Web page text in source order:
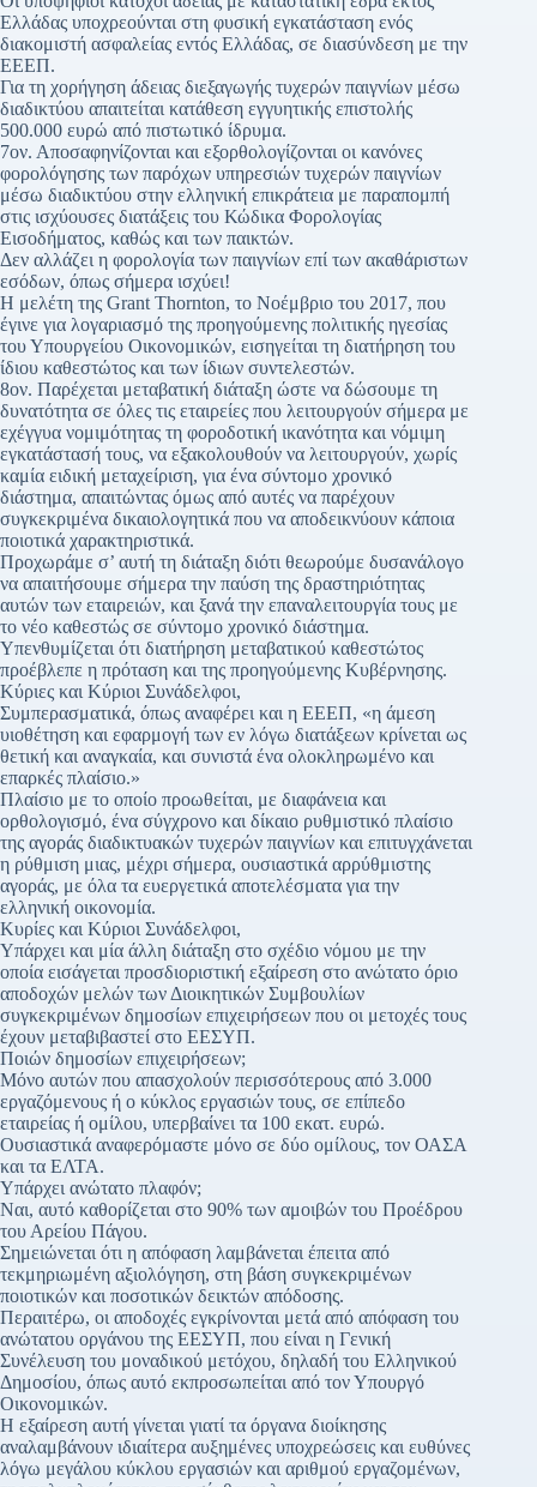
Ελλάδας υποχρεούνται στη φυσική εγκατάσταση ενός
διακομιστή ασφαλείας εντός Ελλάδας, σε διασύνδεση με την
ΕΕΕΠ.
Για τη χορήγηση άδειας διεξαγωγής τυχερών παιγνίων μέσω
διαδικτύου απαιτείται κατάθεση εγγυητικής επιστολής
500.000 ευρώ από πιστωτικό ίδρυμα.
7ον. Αποσαφηνίζονται και εξορθολογίζονται οι κανόνες
φορολόγησης των παρόχων υπηρεσιών τυχερών παιγνίων
μέσω διαδικτύου στην ελληνική επικράτεια με παραπομπή
στις ισχύουσες διατάξεις του Κώδικα Φορολογίας
Εισοδήματος, καθώς και των παικτών.
Δεν αλλάζει η φορολογία των παιγνίων επί των ακαθάριστων
εσόδων, όπως σήμερα ισχύει!
Η μελέτη της Grant Thornton, το Νοέμβριο του 2017, που
έγινε για λογαριασμό της προηγούμενης πολιτικής ηγεσίας
του Υπουργείου Οικονομικών, εισηγείται τη διατήρηση του
ίδιου καθεστώτος και των ίδιων συντελεστών.
8ον. Παρέχεται μεταβατική διάταξη ώστε να δώσουμε τη
δυνατότητα σε όλες τις εταιρείες που λειτουργούν σήμερα με
εχέγγυα νομιμότητας τη φοροδοτική ικανότητα και νόμιμη
εγκατάστασή τους, να εξακολουθούν να λειτουργούν, χωρίς
καμία ειδική μεταχείριση, για ένα σύντομο χρονικό
διάστημα, απαιτώντας όμως από αυτές να παρέχουν
συγκεκριμένα δικαιολογητικά που να αποδεικνύουν κάποια
ποιοτικά χαρακτηριστικά.
Προχωράμε σ’ αυτή τη διάταξη διότι θεωρούμε δυσανάλογο
να απαιτήσουμε σήμερα την παύση της δραστηριότητας
αυτών των εταιρειών, και ξανά την επαναλειτουργία τους με
το νέο καθεστώς σε σύντομο χρονικό διάστημα.
Υπενθυμίζεται ότι διατήρηση μεταβατικού καθεστώτος
προέβλεπε η πρόταση και της προηγούμενης Κυβέρνησης.
Κύριες και Κύριοι Συνάδελφοι,
Συμπερασματικά, όπως αναφέρει και η ΕΕΕΠ, «η άμεση
υιοθέτηση και εφαρμογή των εν λόγω διατάξεων κρίνεται ως
θετική και αναγκαία, και συνιστά ένα ολοκληρωμένο και
επαρκές πλαίσιο.»
Πλαίσιο με το οποίο προωθείται, με διαφάνεια και
ορθολογισμό, ένα σύγχρονο και δίκαιο ρυθμιστικό πλαίσιο
της αγοράς διαδικτυακών τυχερών παιγνίων και επιτυγχάνεται
η ρύθμιση μιας, μέχρι σήμερα, ουσιαστικά αρρύθμιστης
αγοράς, με όλα τα ευεργετικά αποτελέσματα για την
ελληνική οικονομία.
Κυρίες και Κύριοι Συνάδελφοι,
Υπάρχει και μία άλλη διάταξη στο σχέδιο νόμου με την
οποία εισάγεται προσδιοριστική εξαίρεση στο ανώτατο όριο
αποδοχών μελών των Διοικητικών Συμβουλίων
συγκεκριμένων δημοσίων επιχειρήσεων που οι μετοχές τους
έχουν μεταβιβαστεί στο ΕΕΣΥΠ.
Ποιών δημοσίων επιχειρήσεων;
Μόνο αυτών που απασχολούν περισσότερους από 3.000
εργαζόμενους ή ο κύκλος εργασιών τους, σε επίπεδο
εταιρείας ή ομίλου, υπερβαίνει τα 100 εκατ. ευρώ.
Ουσιαστικά αναφερόμαστε μόνο σε δύο ομίλους, τον ΟΑΣΑ
και τα ΕΛΤΑ.
Υπάρχει ανώτατο πλαφόν;
Ναι, αυτό καθορίζεται στο 90% των αμοιβών του Προέδρου
του Αρείου Πάγου.
Σημειώνεται ότι η απόφαση λαμβάνεται έπειτα από
τεκμηριωμένη αξιολόγηση, στη βάση συγκεκριμένων
ποιοτικών και ποσοτικών δεικτών απόδοσης.
Περαιτέρω, οι αποδοχές εγκρίνονται μετά από απόφαση του
ανώτατου οργάνου της ΕΕΣΥΠ, που είναι η Γενική
Συνέλευση του μοναδικού μετόχου, δηλαδή του Ελληνικού
Δημοσίου, όπως αυτό εκπροσωπείται από τον Υπουργό
Οικονομικών.
Η εξαίρεση αυτή γίνεται γιατί τα όργανα διοίκησης
αναλαμβάνουν ιδιαίτερα αυξημένες υποχρεώσεις και ευθύνες
λόγω μεγάλου κύκλου εργασιών και αριθμού εργαζομένων,